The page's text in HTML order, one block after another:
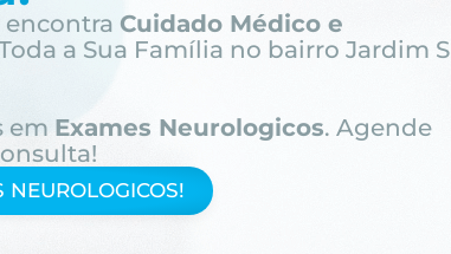
encontra Cuidado Médico e
a Sua Família no bairro Jardim S
em Exames Neurologicos. Agende
NEUROLOGICOS!